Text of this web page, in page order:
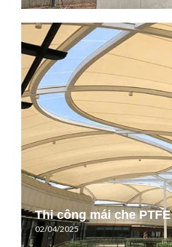
Thi công mái che PTFE
02/04/2025